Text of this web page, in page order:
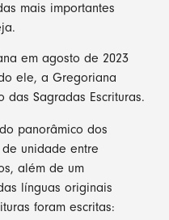
mais importantes
em agosto de 2023
ele, a Gregoriana
Sagradas Escrituras.
panorâmico dos
unidade entre
além de um
línguas originais
foram escritas: